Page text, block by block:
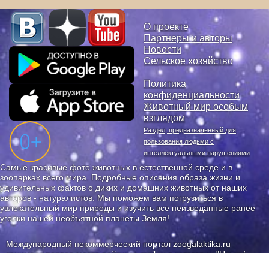
О проекте
Партнеры и авторы
Новости
Сельское хозяйство
Политика
конфиденциальности
Животный мир особым
взглядом
Раздел, предназначенный для
пользования людьми с
интеллектуальными нарушениями
Самые красивые фото животных в естественной среде и в
зоопарках всего мира. Подробные описания образа жизни и
удивительных фактов о диких и домашних животных от наших
авторов - натуралистов. Мы поможем вам погрузиться в
увлекательный мир природы и изучить все неизведанные ранее
уголки нашей необъятной планеты Земля!
Международный некоммерческий портал zoogalaktika.ru